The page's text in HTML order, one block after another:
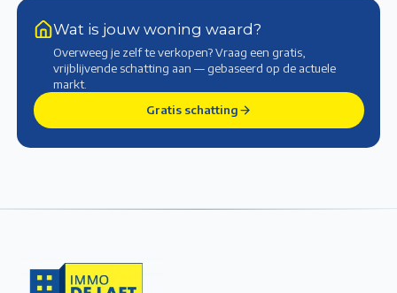
Wat is jouw woning waard?
Overweeg je zelf te verkopen? Vraag een gratis,
vrijblijvende schatting aan — gebaseerd op de actuele
markt.
Gratis schatting